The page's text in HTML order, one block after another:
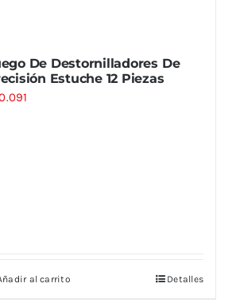
De Destornilladores De
Estuche 12 Piezas
al carrito Detalles